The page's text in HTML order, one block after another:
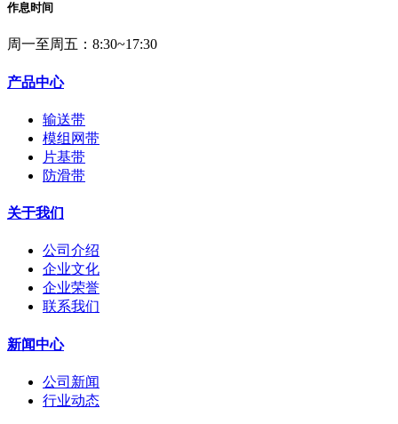
作息时间
周一至周五：8:30~17:30
产品中心
输送带
模组网带
片基带
防滑带
关于我们
公司介绍
企业文化
企业荣誉
联系我们
新闻中心
公司新闻
行业动态